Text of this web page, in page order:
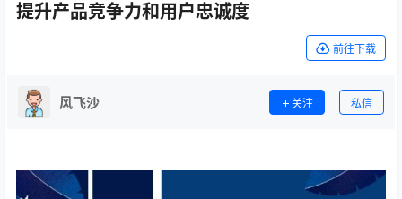
提升产品竞争力和用户忠诚度
前往下载
风飞沙 关注 私信